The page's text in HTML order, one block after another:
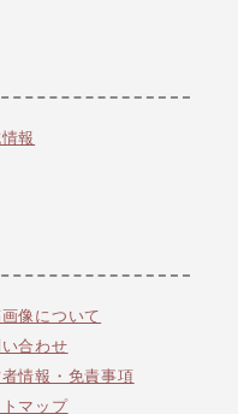
報
像について
合わせ
情報・免責事項
マップ